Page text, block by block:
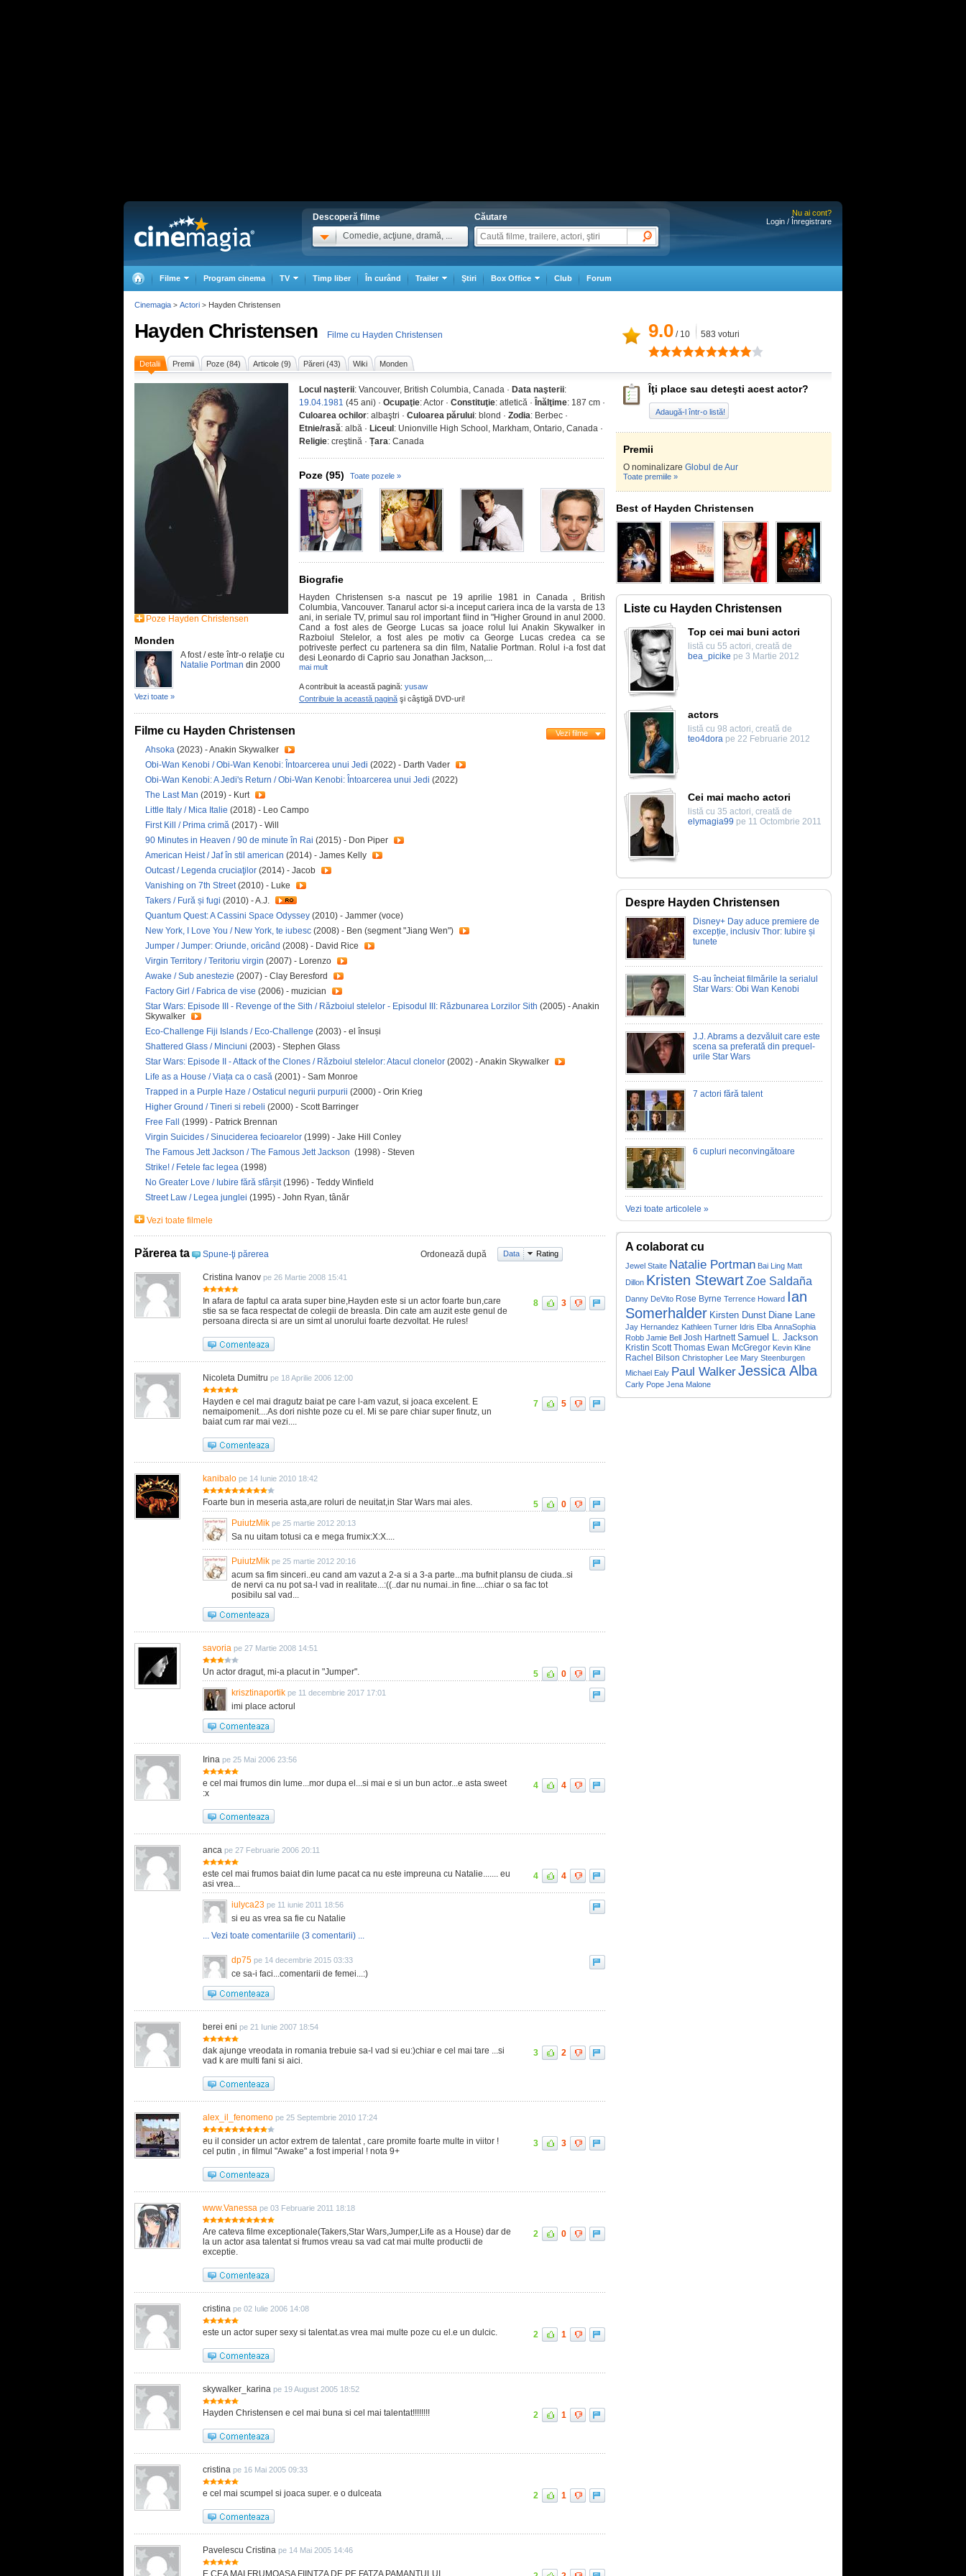
Descoperă filme
Comedie, acţiune, dramă, ...
Căutare
Nu ai cont?
Login / Înregistrare
Filme Program cinema TV Timp liber În curând Trailer Ştiri Box Office Club Forum
Hayden Christensen Filme cu Hayden Christensen 9.0 / 10 583 voturi
Detalii Premii Poze (84) Articole (9) Păreri (43) Wiki Monden
Poze Hayden Christensen
Monden
A fost / este într-o relaţie cu
Natalie Portman din 2000
Vezi toate »
Locul naşterii: Vancouver, British Columbia, Canada · Data naşterii:
19.04.1981 (45 ani) · Ocupaţie: Actor · Constituţie: atletică · Înălţime: 187 cm ·
Culoarea ochilor: albaştri · Culoarea părului: blond · Zodia: Berbec ·
Etnie/rasă: albă · Liceul : Unionville High School, Markham, Ontario, Canada ·
Religie: creştină · Țara: Canada
Poze (95) Toate pozele »
Biografie
Hayden Christensen s-a nascut pe 19 aprilie 1981 in Canada , British
Columbia, Vancouver. Tanarul actor si-a inceput cariera inca de la varsta de 13
ani, in seriale TV, primul sau rol important fiind in "Higher Ground in anul 2000.
Cand a fost ales de George Lucas sa joace rolul lui Anakin Skywalker in
Razboiul Stelelor, a fost ales pe motiv ca George Lucas credea ca se
potriveste perfect cu partenera sa din film, Natalie Portman. Rolul i-a fost dat
desi Leonardo di Caprio sau Jonathan Jackson,...
mai mult
A contribuit la această pagină: yusaw
Contribuie la această pagină şi câştigă DVD-uri!
Filme cu Hayden Christensen Vezi filme
Ahsoka (2023) - Anakin Skywalker
Obi-Wan Kenobi / Obi-Wan Kenobi: Întoarcerea unui Jedi (2022) - Darth Vader
Obi-Wan Kenobi: A Jedi's Return / Obi-Wan Kenobi: Întoarcerea unui Jedi (2022)
The Last Man (2019) - Kurt
Little Italy / Mica Italie (2018) - Leo Campo
First Kill / Prima crimă (2017) - Will
90 Minutes in Heaven / 90 de minute în Rai (2015) - Don Piper
American Heist / Jaf în stil american (2014) - James Kelly
Outcast / Legenda cruciaţilor (2014) - Jacob
Vanishing on 7th Street(2010) - Luke
Takers / Fură și fugi (2010) - A.J.
Quantum Quest: A Cassini Space Odyssey (2010) - Jammer (voce)
New York, I Love You / New York, te iubesc (2008) - Ben (segment "Jiang Wen")
Jumper / Jumper: Oriunde, oricând (2008) - David Rice
Virgin Territory / Teritoriu virgin (2007) - Lorenzo
Awake / Sub anestezie (2007) - Clay Beresford
Factory Girl / Fabrica de vise (2006) - muzician
Star Wars: Episode III - Revenge of the Sith / Războiul stelelor - Episodul III: Răzbunarea Lorzilor Sith (2005) - Anakin
Skywalker
Eco-Challenge Fiji Islands / Eco-Challenge (2003) - el însuși
Shattered Glass / Minciuni (2003) - Stephen Glass
Star Wars: Episode II - Attack of the Clones / Războiul stelelor: Atacul clonelor (2002) - Anakin Skywalker
Life as a House / Viața ca o casă (2001) - Sam Monroe
Trapped in a Purple Haze / Ostaticul negurii purpurii (2000) - Orin Krieg
Higher Ground / Tineri si rebeli (2000) - Scott Barringer
Free Fall (1999) - Patrick Brennan
Virgin Suicides / Sinuciderea fecioarelor (1999) - Jake Hill Conley
The Famous Jett Jackson / The Famous Jett Jackson (1998) - Steven
Strike! / Fetele fac legea (1998)
No Greater Love / Iubire fără sfârșit(1996) - Teddy Winfield
Street Law / Legea junglei (1995) - John Ryan, tânăr
Vezi toate filmele
Părerea ta Spune-ţi părerea Ordonează după Data Rating
Cristina Ivanov pe 26 Martie 2008 15:41
In afara de faptul ca arata super bine,Hayden este si un actor foarte bun,care
stie sa se faca respectat de colegii de breasla. Din cate am auzit este genul de
persoana directa si are un simt al unorului foarte dezvoltat. He rules!
8 3
Nicoleta Dumitru pe 18 Aprilie 2006 12:00
Hayden e cel mai dragutz baiat pe care l-am vazut, si joaca excelent. E
nemaipomenit....As dori nishte poze cu el. Mi se pare chiar super finutz, un
baiat cum rar mai vezi....
7 5
kanibalo pe 14 Iunie 2010 18:42
Foarte bun in meseria asta,are roluri de neuitat,in Star Wars mai ales. 5
0
PuiutzMik pe 25 martie 2012 20:13
Sa nu uitam totusi ca e mega frumix:X:X....
PuiutzMik pe 25 martie 2012 20:16
acum sa fim sinceri..eu cand am vazut a 2-a si a 3-a parte...ma bufnit plansu de ciuda..si
de nervi ca nu pot sa-l vad in realitate...:((..dar nu numai..in fine....chiar o sa fac tot
posibilu sal vad...
savoria pe 27 Martie 2008 14:51
Un actor dragut, mi-a placut in "Jumper". 5
0
krisztinaportik pe 11 decembrie 2017 17:01
imi place actorul
Irina pe 25 Mai 2006 23:56
e cel mai frumos din lume...mor dupa el...si mai e si un bun actor...e asta sweet
:x
4 4
anca pe 27 Februarie 2006 20:11
este cel mai frumos baiat din lume pacat ca nu este impreuna cu Natalie....... eu
asi vrea...
4 4
iulyca23 pe 11 iunie 2011 18:56
si eu as vrea sa fie cu Natalie
... Vezi toate comentariile (3 comentarii) ...
dp75 pe 14 decembrie 2015 03:33
ce sa-i faci...comentarii de femei...:)
berei eni pe 21 Iunie 2007 18:54
dak ajunge vreodata in romania trebuie sa-l vad si eu:)chiar e cel mai tare ...si
vad k are multi fani si aici.
3 2
alex_il_fenomeno pe 25 Septembrie 2010 17:24
eu il consider un actor extrem de talentat , care promite foarte multe in viitor !
cel putin , in filmul "Awake" a fost imperial ! nota 9+
3 3
www.Vanessa pe 03 Februarie 2011 18:18
Are cateva filme exceptionale(Takers,Star Wars,Jumper,Life as a House) dar de
la un actor asa talentat si frumos vreau sa vad cat mai multe productii de
exceptie.
2 0
cristina pe 02 Iulie 2006 14:08
este un actor super sexy si talentat.as vrea mai multe poze cu el.e un dulcic. 2 1
skywalker_karina pe 19 August 2005 18:52
Hayden Christensen e cel mai buna si cel mai talentat!!!!!!!! 2 1
cristina pe 16 Mai 2005 09:33
e cel mai scumpel si joaca super. e o dulceata 2 1
Pavelescu Cristina pe 14 Mai 2005 14:46
Îţi place sau deteşti acest actor?
Adaugă-l într-o listă!
Premii
O nominalizare Globul de Aur
Toate premiile »
Best of Hayden Christensen
Liste cu Hayden Christensen
Top cei mai buni actori
listă cu 55 actori, creată de
bea_picike pe 3 Martie 2012
actors
listă cu 98 actori, creată de
teo4dora pe 22 Februarie 2012
Cei mai macho actori
listă cu 35 actori, creată de
elymagia99 pe 11 Octombrie 2011
Despre Hayden Christensen
Disney+ Day aduce premiere de
excepție, inclusiv Thor: Iubire și
tunete
S-au încheiat filmările la serialul
Star Wars: Obi Wan Kenobi
J.J. Abrams a dezvăluit care este
scena sa preferată din prequel-
urile Star Wars
7 actori fără talent
6 cupluri neconvingătoare
Vezi toate articolele »
A colaborat cu
Jewel Staite Natalie Portman Bai Ling Matt
Dillon Kristen StewartZoe Saldaña
Danny DeVito Rose Byrne Terrence Howard Ian
Somerhalder Kirsten Dunst Diane Lane
Jay Hernandez Kathleen Turner Idris Elba AnnaSophia
Robb Jamie Bell Josh Hartnett Samuel L. Jackson
Kristin Scott Thomas Ewan McGregor Kevin Kline
Rachel Bilson Christopher Lee Mary Steenburgen
Michael Ealy Paul WalkerJessica Alba
Carly Pope Jena Malone
Cinemagia > Actori > Hayden Christensen